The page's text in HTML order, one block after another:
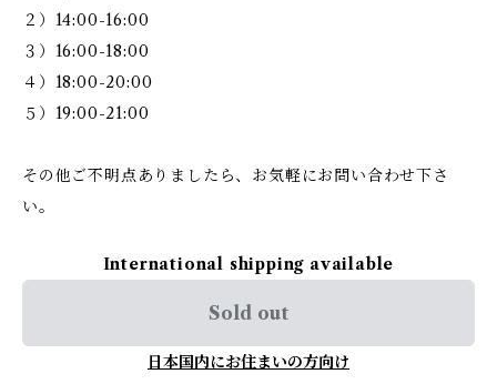
２）14:00-16:00
３）16:00-18:00
４）18:00-20:00
５）19:00-21:00
その他ご不明点ありましたら、お気軽にお問い合わせ下さ
い。
International shipping available
Sold out
日本国内にお住まいの方向け